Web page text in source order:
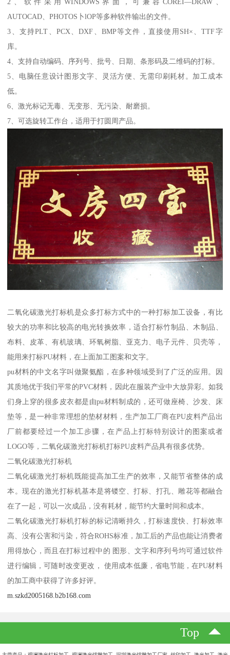
AUTOCAD、PHOTOS卜lOP等多种软件输出的文件。
3、支持PLT、PCX、DXF、BMP等文件，直接使用SH×、TTF字
库。
4、支持自动编码、序列号、批号、日期、条形码及二维码的打标。
5、电脑任意设计图形文字、灵活方便、无需印刷耗材。加工成本
低。
6、激光标记无毒、无变形、无污染、耐磨损。
7、可选旋转工作台，适用于打圆周产品。
二氧化碳激光打标机是众多打标方式中的一种打标加工设备，有比
较大的功率和比较高的电光转换效率，适合打标竹制品、木制品、
布料、皮革、有机玻璃、环氧树脂、亚克力、电子元件、贝壳等，
能用来打标PU材料，在上面加工图案和文字。
pu材料的中文名字叫做聚氨酯，在多种领域受到了广泛的应用。因
其质地优于我们平常的PVC材料，因此在服装产业中大放异彩。如我
们身上穿的很多皮衣都是由pu材料制成的，还可做座椅、沙发、床
垫等，是一种非常理想的垫材材料，生产加工厂商在PU皮料产品出
厂前都要经过一个加工步骤，在产品上打标特别设计的图案或者
LOGO等，二氧化碳激光打标机打标PU皮料产品具有很多优势。
二氧化碳激光打标机
二氧化碳激光打标机既能提高加工生产的效率，又能节省整体的成
本。现在的激光打标机基本是将镂空、打标、打孔、雕花等都融合
在了一起，可以一次成品，没有耗材，能节约大量时间和成本。
二氧化碳激光打标机打标的标记清晰持久，打标速度快、打标效率
高、没有公害和污染，符合ROHS标准，加工后的产品也能让消费者
用得放心，而且在打标过程中的 图形、文字和序列号均可通过软件
进行编辑，可随时改变更改， 使用成本低廉，省电节能，在PU材料
的加工商中获得了许多好评。
m.szkd2005168.b2b168.com
Top